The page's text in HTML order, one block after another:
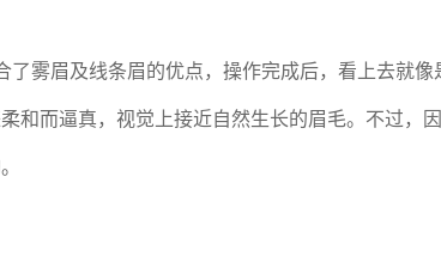
了雾眉及线条眉的优点，操作完成后，看上去就
和而逼真，视觉上接近自然生长的眉毛。不过，